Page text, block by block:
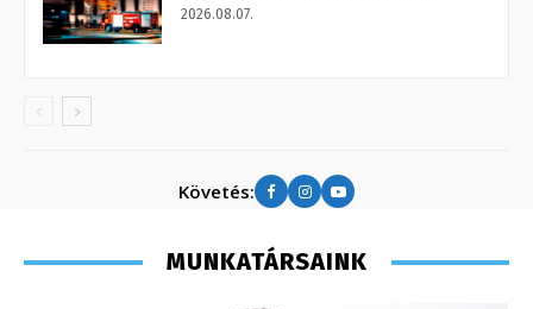
2026.08.07.
Követés:
MUNKATÁRSAINK